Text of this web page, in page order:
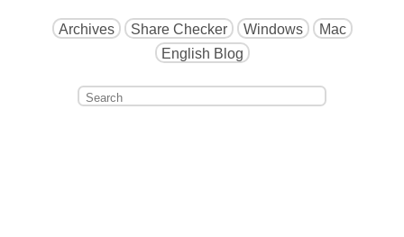
Archives Share Checker Windows
Mac
English Blog